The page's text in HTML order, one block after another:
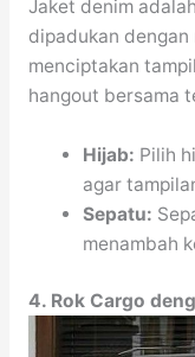
Jaket denim
dipadukan dengan
menciptakan
hangout bersama
Hijab: Pilih
agar
Sepatu:
menambah
4. Rok Cargo